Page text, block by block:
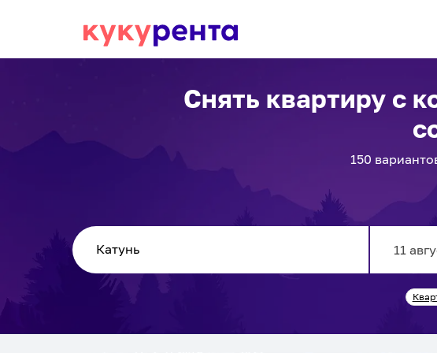
Снять квартиру с
150
forward
interact